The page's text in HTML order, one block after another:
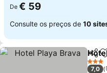
De € 59
Consulte os preços de 10
3
7,0